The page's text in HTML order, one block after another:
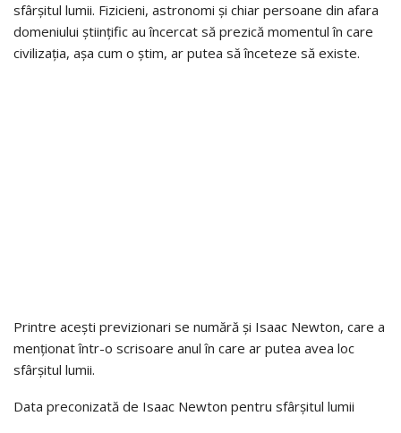
sfârșitul lumii. Fizicieni, astronomi și chiar persoane din afara
domeniului științific au încercat să prezică momentul în care
civilizația, așa cum o știm, ar putea să înceteze să existe.
Printre acești previzionari se numără și Isaac Newton, care a
menționat într-o scrisoare anul în care ar putea avea loc
sfârșitul lumii.
Data preconizată de Isaac Newton pentru sfârșitul lumii